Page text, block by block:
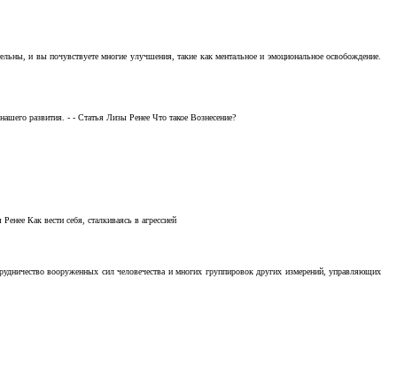
и вы почувствуете многие улучшения, такие как ментальное и эмоциональное освобождение.
развития. - - Статья Лизы Ренее Что такое Вознесение?
Как вести себя, сталкиваясь в агрессией
вооруженных сил человечества и многих группировок других измерений, управляющих